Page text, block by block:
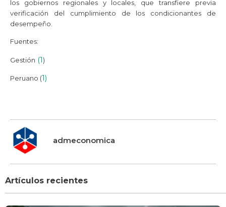
los gobiernos regionales y locales, que transfiere previa
verificación del cumplimiento de los condicionantes de
desempeño.
Fuentes:
Gestión (1)
Peruano (1)
admeconomica
Artículos recientes